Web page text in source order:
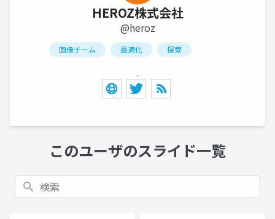
HEROZ株式会社
@heroz
画像チーム 最適化 探索
.
このユーザのスライド一覧
検索